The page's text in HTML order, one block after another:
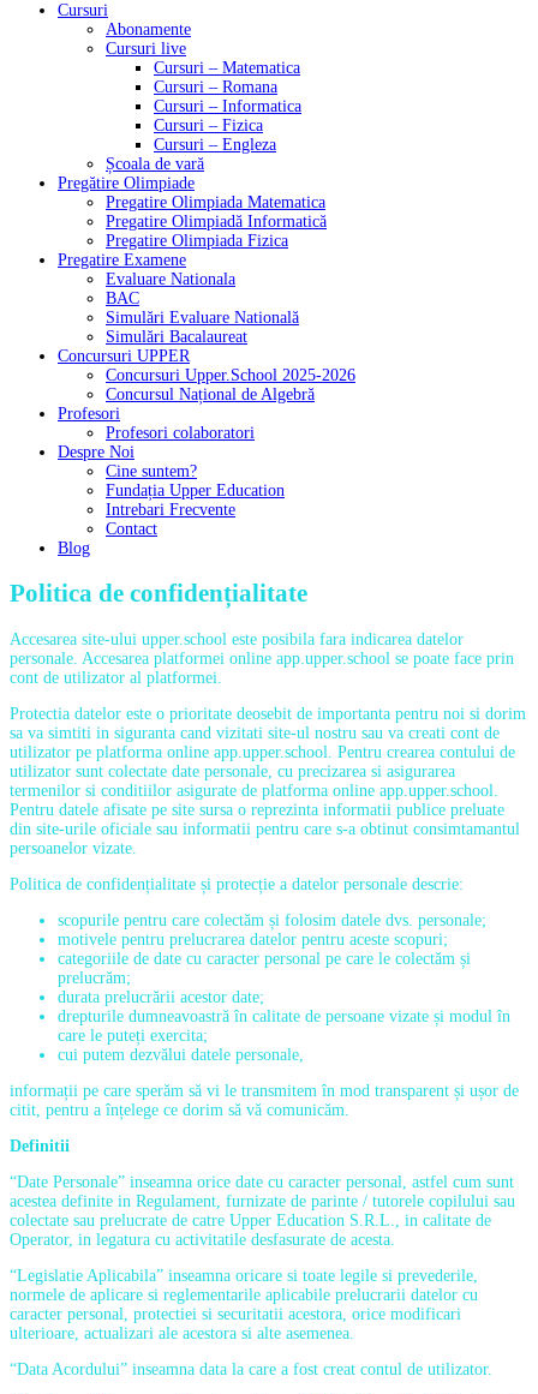
Cursuri
Abonamente
Cursuri live
Cursuri – Matematica
Cursuri – Romana
Cursuri – Informatica
Cursuri – Fizica
Cursuri – Engleza
Școala de vară
Pregătire Olimpiade
Pregatire Olimpiada Matematica
Pregatire Olimpiadă Informatică
Pregatire Olimpiada Fizica
Pregatire Examene
Evaluare Nationala
BAC
Simulări Evaluare Natională
Simulări Bacalaureat
Concursuri UPPER
Concursuri Upper.School 2025-2026
Concursul Național de Algebră
Profesori
Profesori colaboratori
Despre Noi
Cine suntem?
Fundația Upper Education
Intrebari Frecvente
Contact
Blog
Politica de confidențialitate
Accesarea site-ului upper.school este posibila fara indicarea datelor
personale. Accesarea platformei online app.upper.school se poate face prin
cont de utilizator al platformei.
Protectia datelor este o prioritate deosebit de importanta pentru noi si dorim
sa va simtiti in siguranta cand vizitati site-ul nostru sau va creati cont de
utilizator pe platforma online app.upper.school. Pentru crearea contului de
utilizator sunt colectate date personale, cu precizarea si asigurarea
termenilor si conditiilor asigurate de platforma online app.upper.school.
Pentru datele afisate pe site sursa o reprezinta informatii publice preluate
din site-urile oficiale sau informatii pentru care s-a obtinut consimtamantul
persoanelor vizate.
Politica de confidențialitate și protecție a datelor personale descrie:
scopurile pentru care colectăm și folosim datele dvs. personale;
motivele pentru prelucrarea datelor pentru aceste scopuri;
categoriile de date cu caracter personal pe care le colectăm și
prelucrăm;
durata prelucrării acestor date;
drepturile dumneavoastră în calitate de persoane vizate și modul în
care le puteți exercita;
cui putem dezvălui datele personale,
informații pe care sperăm să vi le transmitem în mod transparent și ușor de
citit, pentru a înțelege ce dorim să vă comunicăm.
Definitii
“Date Personale” inseamna orice date cu caracter personal, astfel cum sunt
acestea definite in Regulament, furnizate de parinte / tutorele copilului sau
colectate sau prelucrate de catre Upper Education S.R.L., in calitate de
Operator, in legatura cu activitatile desfasurate de acesta.
“Legislatie Aplicabila” inseamna oricare si toate legile si prevederile,
normele de aplicare si reglementarile aplicabile prelucrarii datelor cu
caracter personal, protectiei si securitatii acestora, orice modificari
ulterioare, actualizari ale acestora si alte asemenea.
“Data Acordului” inseamna data la care a fost creat contul de utilizator.